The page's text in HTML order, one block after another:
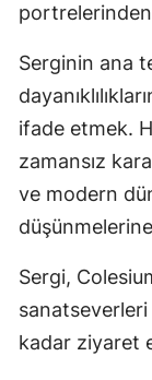
Serginin ana
ifade etmek.
zamansız
ve modern
Sergi,
kadar ziyaret